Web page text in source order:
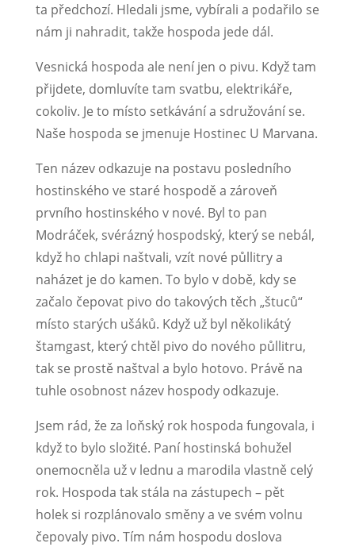
ta předchozí. Hledali jsme, vybírali a podařilo se
nám ji nahradit, takže hospoda jede dál.
Vesnická hospoda ale není jen o pivu. Když tam
přijdete, domluvíte tam svatbu, elektrikáře,
cokoliv. Je to místo setkávání a sdružování se.
Naše hospoda se jmenuje Hostinec U Marvana.
Ten název odkazuje na postavu posledního
hostinského ve staré hospodě a zároveň
prvního hostinského v nové. Byl to pan
Modráček, svérázný hospodský, který se nebál,
když ho chlapi naštvali, vzít nové půllitry a
naházet je do kamen. To bylo v době, kdy se
začalo čepovat pivo do takových těch „štuců“
místo starých ušáků. Když už byl několikátý
štamgast, který chtěl pivo do nového půllitru,
tak se prostě naštval a bylo hotovo. Právě na
tuhle osobnost název hospody odkazuje.
Jsem rád, že za loňský rok hospoda fungovala, i
když to bylo složité. Paní hostinská bohužel
onemocněla už v lednu a marodila vlastně celý
rok. Hospoda tak stála na zástupech – pět
holek si rozplánovalo směny a ve svém volnu
čepovaly pivo. Tím nám hospodu doslova